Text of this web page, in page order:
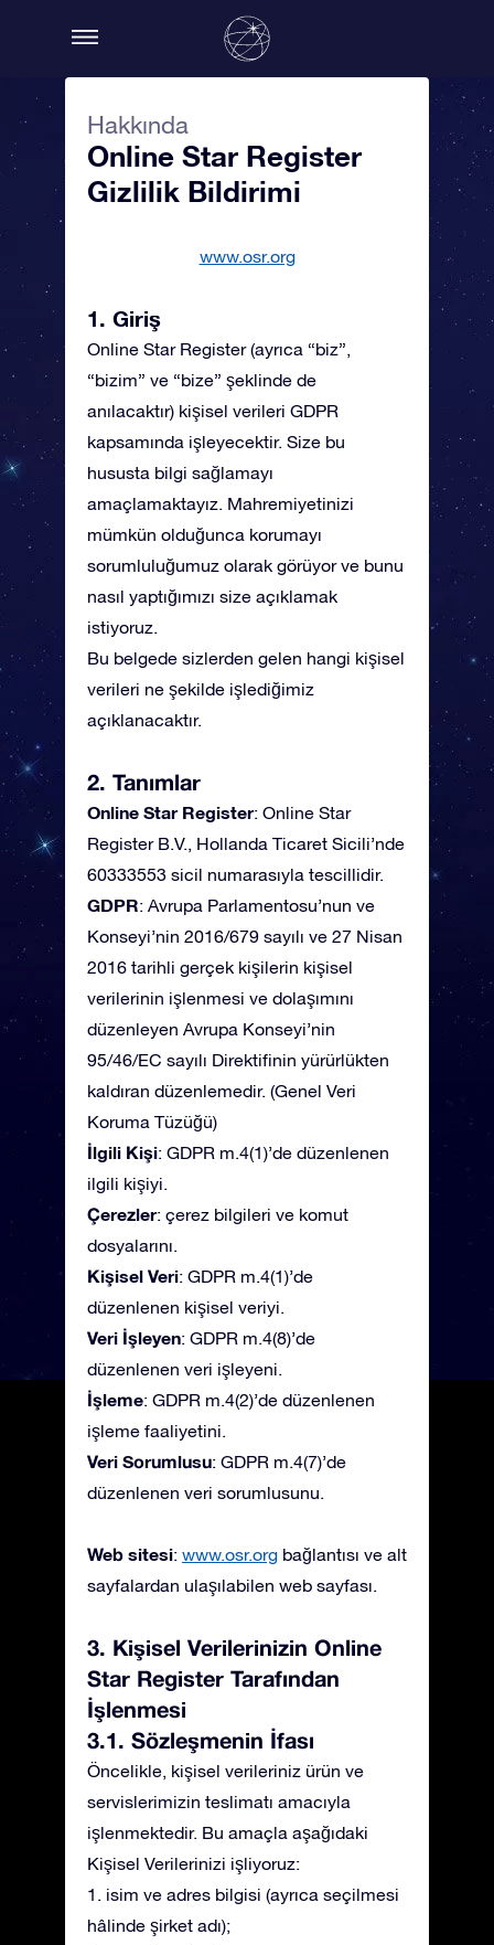
Hakkında
Online Star Register
Gizlilik Bildirimi
www.osr.org
1. Giriş
Online Star Register (ayrıca “biz”,
“bizim” ve “bize” şeklinde de
anılacaktır) kişisel verileri GDPR
kapsamında işleyecektir. Size bu
hususta bilgi sağlamayı
amaçlamaktayız. Mahremiyetinizi
mümkün olduğunca korumayı
sorumluluğumuz olarak görüyor ve bunu
nasıl yaptığımızı size açıklamak
istiyoruz.
Bu belgede sizlerden gelen hangi kişisel
verileri ne şekilde işlediğimiz
açıklanacaktır.
2. Tanımlar
Online Star Register: Online Star
Register B.V., Hollanda Ticaret Sicili’nde
60333553 sicil numarasıyla tescillidir.
GDPR: Avrupa Parlamentosu’nun ve
Konseyi’nin 2016/679 sayılı ve 27 Nisan
2016 tarihli gerçek kişilerin kişisel
verilerinin işlenmesi ve dolaşımını
düzenleyen Avrupa Konseyi’nin
95/46/EC sayılı Direktifinin yürürlükten
kaldıran düzenlemedir. (Genel Veri
Koruma Tüzüğü)
İlgili Kişi: GDPR m.4(1)’de düzenlenen
ilgili kişiyi.
Çerezler: çerez bilgileri ve komut
dosyalarını.
Kişisel Veri: GDPR m.4(1)’de
düzenlenen kişisel veriyi.
Veri İşleyen: GDPR m.4(8)’de
düzenlenen veri işleyeni.
İşleme: GDPR m.4(2)’de düzenlenen
işleme faaliyetini.
Veri Sorumlusu: GDPR m.4(7)’de
düzenlenen veri sorumlusunu.
Web sitesi: www.osr.org bağlantısı ve alt
sayfalardan ulaşılabilen web sayfası.
3. Kişisel Verilerinizin Online
Star Register Tarafından
İşlenmesi
3.1. Sözleşmenin İfası
Öncelikle, kişisel verileriniz ürün ve
servislerimizin teslimatı amacıyla
işlenmektedir. Bu amaçla aşağıdaki
Kişisel Verilerinizi işliyoruz:
1. isim ve adres bilgisi (ayrıca seçilmesi
hâlinde şirket adı);